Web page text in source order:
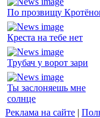
По прозвищу
Креста на тебе нет
Трубач у ворот зари
Ты заслоняешь мне
солнце
Реклама на сайте |